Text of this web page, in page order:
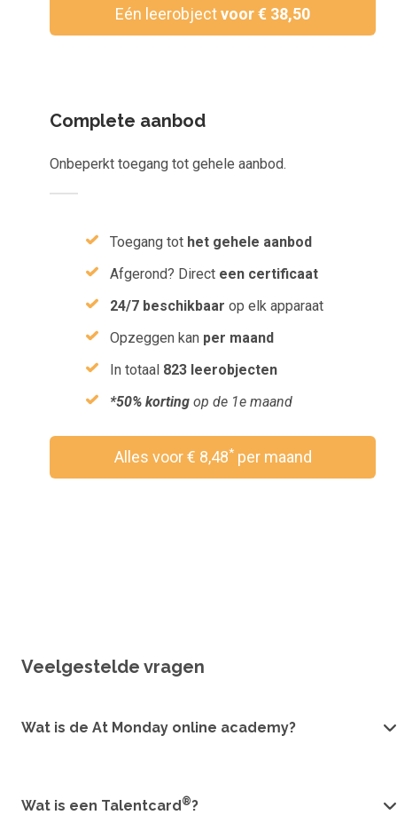
Eén leerobjectvoor € 38,50
Complete aanbod
Onbeperkt toegang tot gehele aanbod.
Toegang tot het gehele aanbod
Afgerond? Direct een certificaat
24/7 beschikbaar op elk apparaat
Opzeggen kan per maand
In totaal 823 leerobjecten
*50% korting op de 1e maand
Alles voor € 8,48*per maand
Veelgestelde vragen
Wat is de At Monday online academy?
Wat is een Talentcard®?